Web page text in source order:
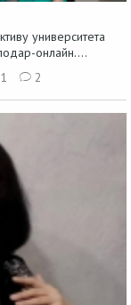
университета
онлайн....
2